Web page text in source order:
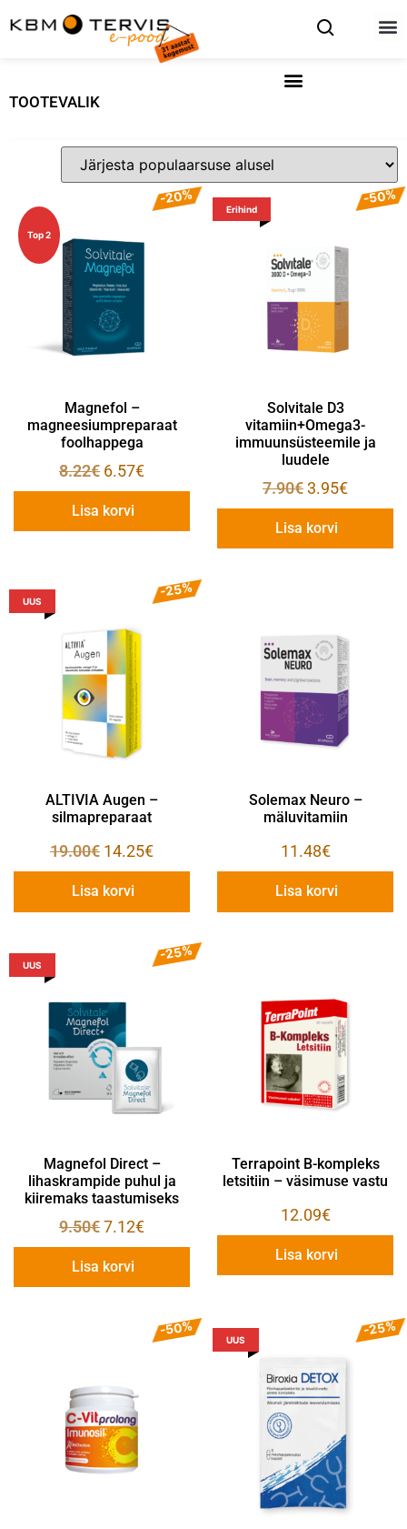
TOOTEVALIK
Top 2
-20%
Magnefol –
magneesiumpreparaat
foolhappega
8.22€ 6.57€
Lisa korvi
Erihind
-50%
Solvitale D3
vitamiin+Omega3-
immuunsüsteemile ja
luudele
7.90€3.95€
Lisa korvi
UUS
-25%
ALTIVIA Augen –
silmapreparaat
19.00€ 14.25€
Lisa korvi
Solemax Neuro –
mäluvitamiin
11.48€
Lisa korvi
UUS
-25%
Magnefol Direct –
lihaskrampide puhul ja
kiiremaks taastumiseks
9.50€7.12€
Lisa korvi
Terrapoint B-kompleks
letsitiin – väsimuse vastu
12.09€
Lisa korvi
-50%
UUS
-25%